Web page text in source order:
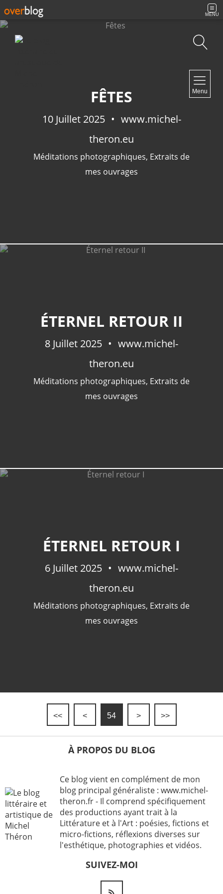
MENU
Menu
FÊTES
10 Juillet 2025
www.michel-
theron.eu
Méditations photographiques, Extraits de
mes ouvrages
ÉTERNEL RETOUR II
8 Juillet 2025
www.michel-
theron.eu
Méditations photographiques, Extraits de
mes ouvrages
ÉTERNEL RETOUR I
6 Juillet 2025
www.michel-
theron.eu
Méditations photographiques, Extraits de
mes ouvrages
<< < 54 > >>
À PROPOS DU BLOG
Ce blog vient en complément de mon
blog principal généraliste : www.michel-
theron.fr - Il comprend spécifiquement
des productions ayant trait à la
Littérature et à l'Art : poésies, fictions et
micro-fictions, réflexions diverses sur
l'esthétique, photographies et vidéos.
SUIVEZ-MOI
Accueil
NEWSLETTER
Extraits De Mes Ouvrages (536)
Méditations Photographiques
Fictions
Littérature(32)